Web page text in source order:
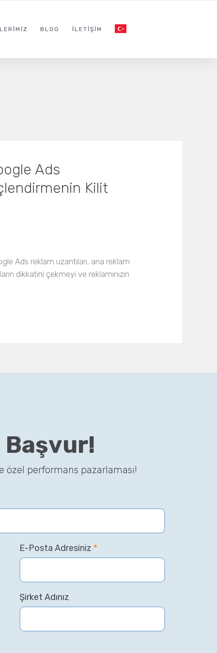
BLOG İLETIŞIM
Ads
Kilit
Ads reklam uzantıları, ana reklam
dikkatini çekmeyi ve reklamınızın
Başvur!
özel performans pazarlaması!
E-Posta Adresiniz *
Şirket Adınız